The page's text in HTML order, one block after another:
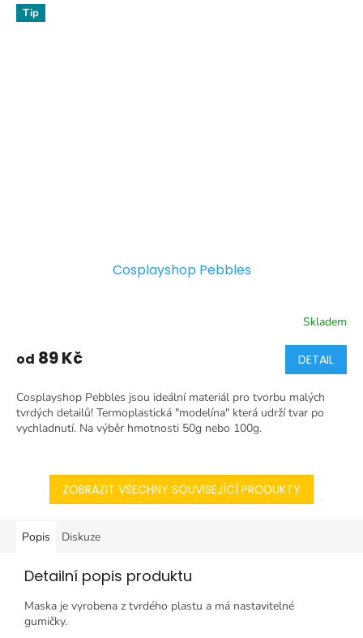
Tip
Cosplayshop Pebbles
Skladem
od 89 Kč DETAIL
Cosplayshop Pebbles jsou ideální materiál pro tvorbu malých
tvrdých detailů! Termoplastická "modelína" která udrží tvar po
vychladnutí. Na výběr hmotnosti 50g nebo 100g.
ZOBRAZIT VŠECHNY SOUVISEJÍCÍ PRODUKTY
Popis Diskuze
Detailní popis produktu
Maska je vyrobena z tvrdého plastu a má nastavitelné
gumičky.